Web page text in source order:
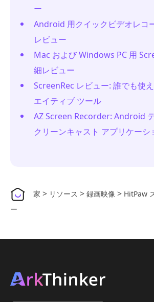
ー
Android 用クイックビデオレコ
レビュー
Mac および Windows PC 用
細レビュー
ScreenRec レビュー: 誰でも使
エイティブ ツール
AZ Screen Recorder: Android
クリーンキャスト アプリケーシ
家 > リソース > 録画映像 > HitPaw
ー